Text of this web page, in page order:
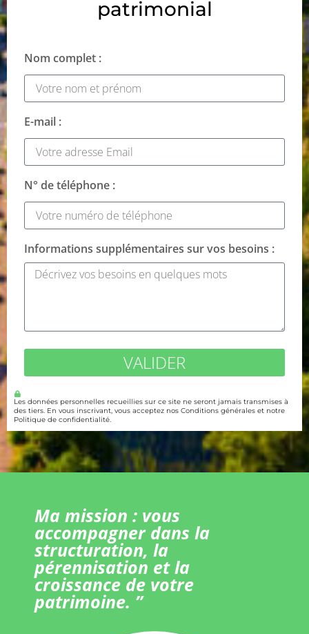
patrimonial
Nom complet :
E-mail :
N° de téléphone :
Informations supplémentaires sur vos besoins :
VALIDER
Les données personnelles recueillies sur ce site ne seront jamais transmises à
des tiers. En vous inscrivant, vous acceptez nos Conditions générales et notre
Politique de confidentialité.
Ma mission : vous
accompagner dans la
structuration, la
pérennisation et la
croissance de votre
patrimoine. ”